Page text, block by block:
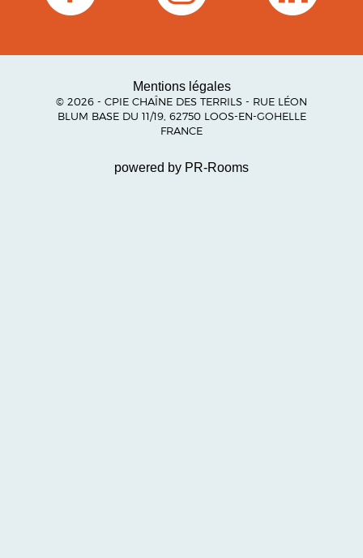
Mentions légales
© 2026 - CPIE CHAÎNE DES TERRILS - RUE LÉON
BLUM BASE DU 11/19, 62750 LOOS-EN-GOHELLE
FRANCE
powered by PR-Rooms